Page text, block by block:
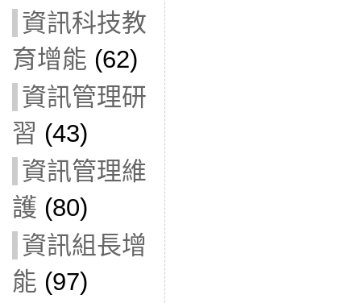
資訊科技教
育增能 (62)
資訊管理研
習 (43)
資訊管理維
護 (80)
資訊組長增
能 (97)